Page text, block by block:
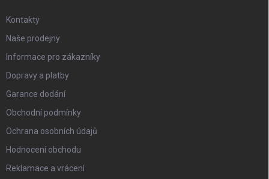
Kontakty
Naše prodejny
Informace pro zákazníky
Dopravy a platby
Garance dodání
Obchodní podmínky
Ochrana osobních údajů
Hodnocení obchodu
Reklamace a vrácení